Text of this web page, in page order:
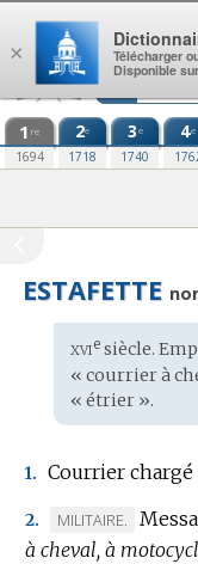
Aller au contenu
1 re
1694
2e
1718
3e
1740
4e
ESTAFETTE
Étymologie
:
xviesiècle.
« courrier à
« étrier ».
1. Courrier chargé
2.
MARQUE
DE
MILITAIRE.
à cheval, à
×
Télécharger
Disponible